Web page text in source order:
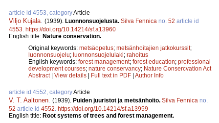
article id 4553, categoryArticle
Viljo Kujala (1939). Luonnonsuojelusta. Silva Fennica no. 52 article id
4553 https://doi.org/10.14214/sf.a13960
English title: Nature conservation.
Original keywords: metsäopetus; metsänhoitajien jatkokurssit;
luonnonsuojelu; luonnonsuojelulaki; rahoitus
English keywords: forest management; forest education; professional
development courses; nature conservancy; Nature Consercvation Act
Abstract| View details | Full text in PDF | Author Info
article id 4552, categoryArticle
V. T. Aaltonen (1939). Puiden juuristot ja metsänhoito. Silva Fennica no.
52 article id 4552 https://doi.org/10.14214/sf.a13959
English title: Root systems of trees and forest management.